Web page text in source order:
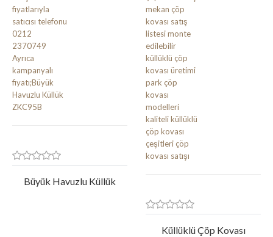
Büyük Havuzlu Küllük
Küllüklü Çöp Kovası